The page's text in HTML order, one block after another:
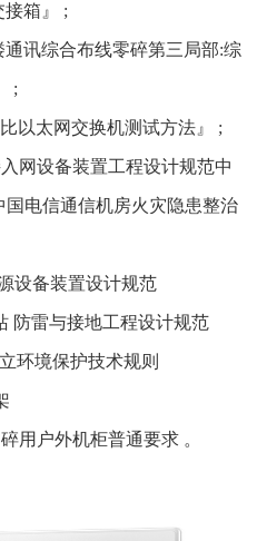
箱』 ;
讯综合布线零碎第三局部:综
;
太网交换机测试方法』 ;
网设备装置工程设计规范中
国电信通信机房火灾隐患整治
设备装置设计规范
雷与接地工程设计规范
境保护技术规则
户外机柜普通要求 。